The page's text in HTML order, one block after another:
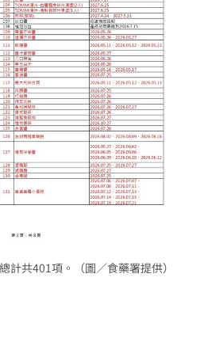
計共401項。（圖／食藥署提供）